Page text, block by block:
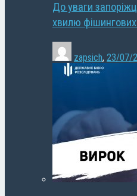
До уваги
хвилю
zapsich, 23/07/